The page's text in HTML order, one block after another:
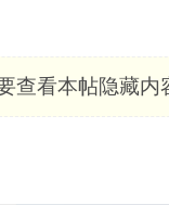
查看本帖隐藏内